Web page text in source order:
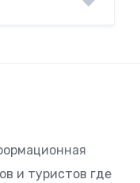
и туристов где